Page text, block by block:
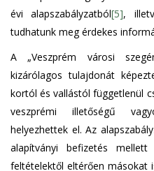
évi alapszabályzatból[5],
tudhatunk meg érdekes
A „Veszprém városi
kizárólagos tulajdonát
kortól és vallástól függetlenül
veszprémi illetőségű
helyezhettek el. Az
alapítványi befizetés
feltételektől eltérően másokat